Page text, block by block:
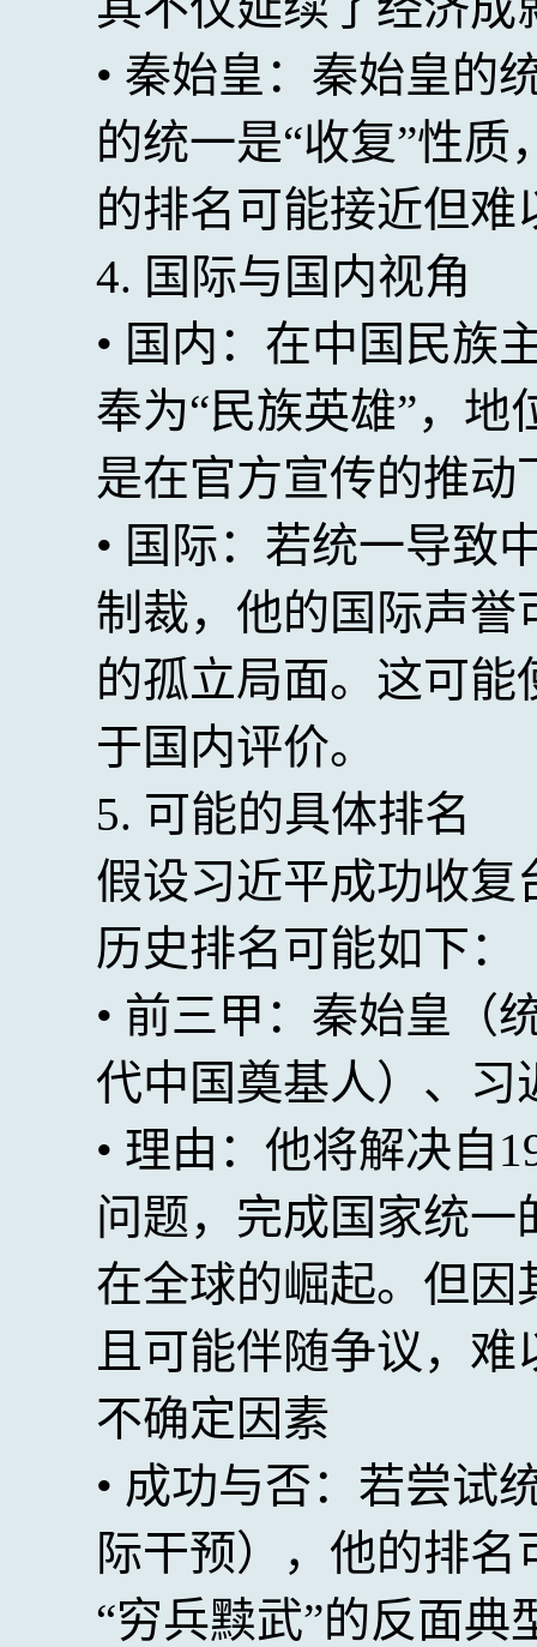
• 秦始皇：秦始皇的
的统一是“收复”性
的排名可能接近但难
4. 国际与国内视角
• 国内：在中国民族
奉为“民族英雄”，
是在官方宣传的推动
• 国际：若统一导致
制裁，他的国际声
的孤立局面。这可
于国内评价。
5. 可能的具体排名
假设习近平成功收
历史排名可能如下：
• 前三甲：秦始皇（
代中国奠基人）、习
• 理由：他将解决自
问题，完成国家统
在全球的崛起。但
且可能伴随争议，
不确定因素
• 成功与否：若尝试
际干预），他的排
“穷兵黩武”的反面典